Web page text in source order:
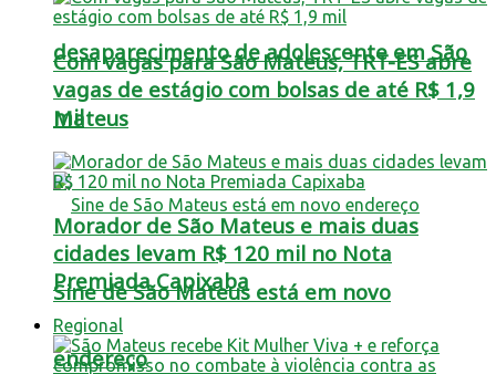
desaparecimento de adolescente em São
Mateus
Sine de São Mateus está em novo
endereço
Com vagas para São Mateus, TRT-ES abre
vagas de estágio com bolsas de até R$ 1,9
mil
Morador de São Mateus e mais duas
cidades levam R$ 120 mil no Nota
Premiada Capixaba
Regional